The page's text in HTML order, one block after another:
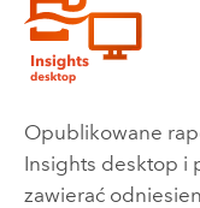
Opublikowane
Insights desktop i
zawierać